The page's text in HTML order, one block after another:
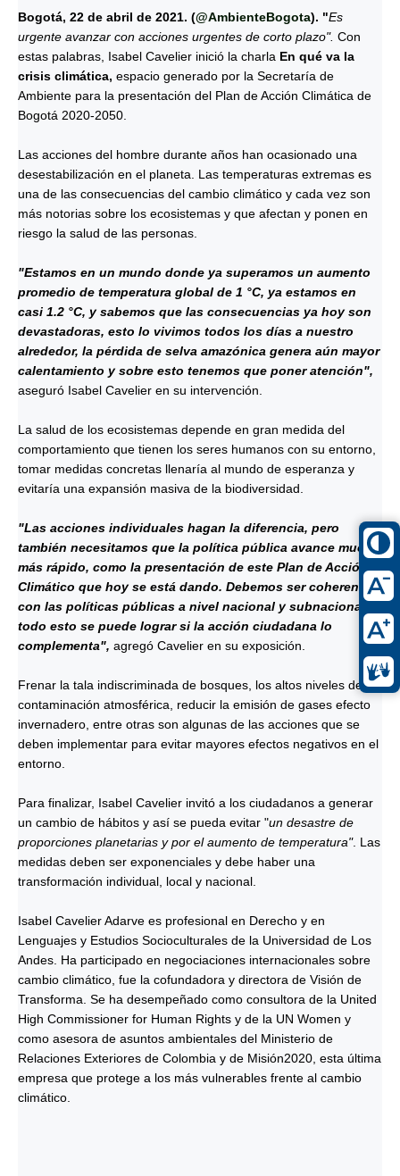
Bogotá, 22 de abril de 2021. (@AmbienteBogota). "Es
urgente avanzar con acciones urgentes de corto plazo". Con
estas palabras, Isabel Cavelier inició la charla En qué va la
crisis climática, espacio generado por la Secretaría de
Ambiente para la presentación del Plan de Acción Climática de
Bogotá 2020-2050.
Las acciones del hombre durante años han ocasionado una
desestabilización en el planeta. Las temperaturas extremas es
una de las consecuencias del cambio climático y cada vez son
más notorias sobre los ecosistemas y que afectan y ponen en
riesgo la salud de las personas.
"Estamos en un mundo donde ya superamos un aumento
promedio de temperatura global de 1 °C, ya estamos en
casi 1.2 °C, y sabemos que las consecuencias ya hoy son
devastadoras, esto lo vivimos todos los días a nuestro
alrededor, la pérdida de selva amazónica genera aún mayor
calentamiento y sobre esto tenemos que poner atención",
aseguró Isabel Cavelier en su intervención.
La salud de los ecosistemas depende en gran medida del
comportamiento que tienen los seres humanos con su entorno,
tomar medidas concretas llenaría al mundo de esperanza y
evitaría una expansión masiva de la biodiversidad.
"Las acciones individuales hagan la diferencia, pero
también necesitamos que la política pública avance mucho
más rápido, como la presentación de este Plan de Acción
Climático que hoy se está dando. Debemos ser coherentes
con las políticas públicas a nivel nacional y subnacional,
todo esto se puede lograr si la acción ciudadana lo
complementa", agregó Cavelier en su exposición.
Frenar la tala indiscriminada de bosques, los altos niveles de
contaminación atmosférica, reducir la emisión de gases efecto
invernadero, entre otras son algunas de las acciones que se
deben implementar para evitar mayores efectos negativos en el
entorno.
Para finalizar, Isabel Cavelier invitó a los ciudadanos a generar
un cambio de hábitos y así se pueda evitar "un desastre de
proporciones planetarias y por el aumento de temperatura". Las
medidas deben ser exponenciales y debe haber una
transformación individual, local y nacional.
Isabel Cavelier Adarve es profesional en Derecho y en
Lenguajes y Estudios Socioculturales de la Universidad de Los
Andes. Ha participado en negociaciones internacionales sobre
cambio climático, fue la cofundadora y directora de Visión de
Transforma. Se ha desempeñado como consultora de la United
High Commissioner for Human Rights y de la UN Women y
como asesora de asuntos ambientales del Ministerio de
Relaciones Exteriores de Colombia y de Misión2020, esta última
empresa que protege a los más vulnerables frente al cambio
climático.